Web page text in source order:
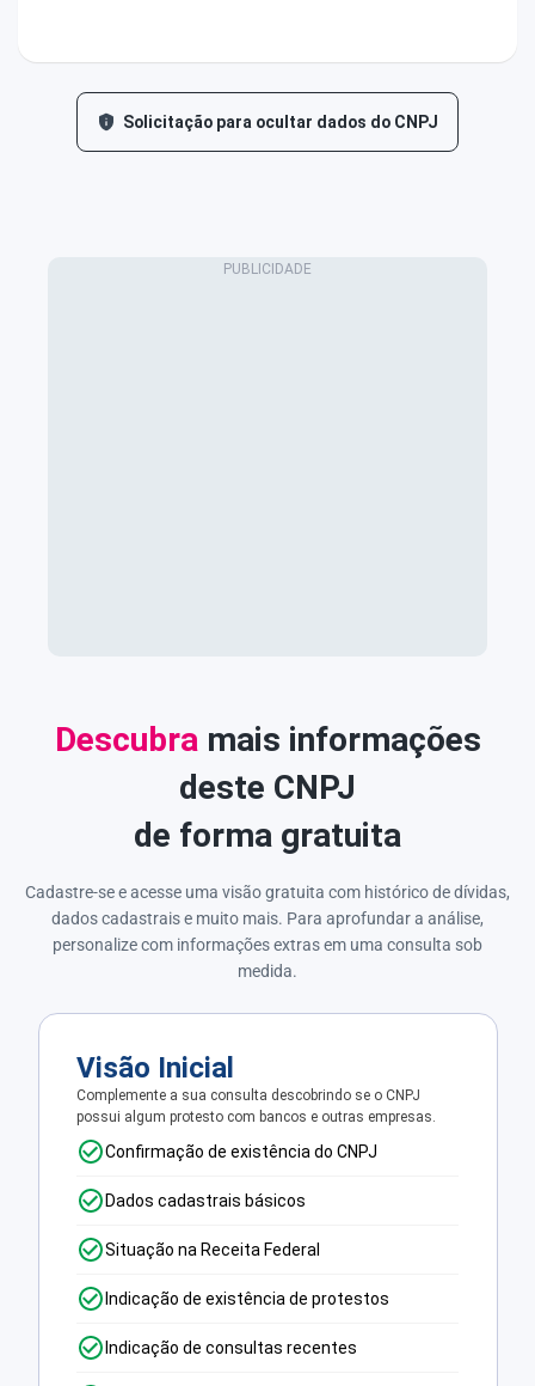
Solicitação para ocultar dados do CNPJ
Descubra mais informações
deste CNPJ
de forma gratuita
Cadastre-se e acesse uma visão gratuita com histórico de dívidas,
dados cadastrais e muito mais. Para aprofundar a análise,
personalize com informações extras em uma consulta sob
medida.
Visão Inicial
Complemente a sua consulta descobrindo se o CNPJ
possui algum protesto com bancos e outras empresas.
Confirmação de existência do CNPJ
Dados cadastrais básicos
Situação na Receita Federal
Indicação de existência de protestos
Indicação de consultas recentes